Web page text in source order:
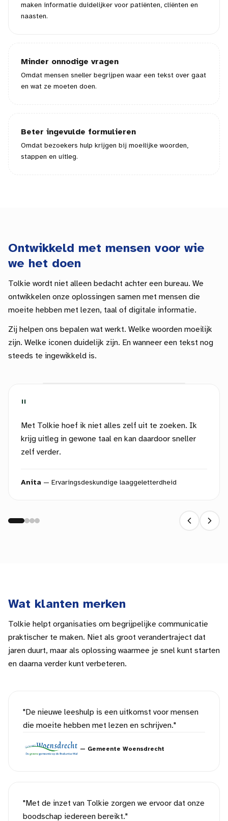
maken informatie duidelijker voor patiënten, cliënten en
naasten.
Minder onnodige vragen
Omdat mensen sneller begrijpen waar een tekst over gaat
en wat ze moeten doen.
Beter ingevulde formulieren
Omdat bezoekers hulp krijgen bij moeilijke woorden,
stappen en uitleg.
Ontwikkeld met mensen voor wie
we het doen
Tolkie wordt niet alleen bedacht achter een bureau. We
ontwikkelen onze oplossingen samen met mensen die
moeite hebben met lezen, taal of digitale informatie.
Zij helpen ons bepalen wat werkt. Welke woorden moeilijk
zijn. Welke iconen duidelijk zijn. En wanneer een tekst nog
steeds te ingewikkeld is.
"
Met Tolkie hoef ik niet alles zelf uit te zoeken. Ik
krijg uitleg in gewone taal en kan daardoor sneller
zelf verder.
Anita — Ervaringsdeskundige laaggeletterdheid
Wat klanten merken
Tolkie helpt organisaties om begrijpelijke communicatie
praktischer te maken. Niet als groot verandertraject dat
jaren duurt, maar als oplossing waarmee je snel kunt starten
en daarna verder kunt verbeteren.
"De nieuwe leeshulp is een uitkomst voor mensen
die moeite hebben met lezen en schrijven."
— Gemeente Woensdrecht
"Met de inzet van Tolkie zorgen we ervoor dat onze
boodschap iedereen bereikt."